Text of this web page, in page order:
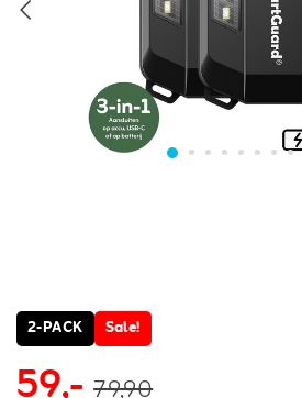
2-PACK Sale!